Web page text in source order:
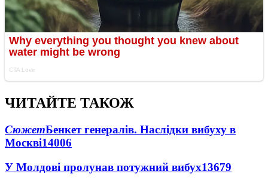
ЧИТАЙТЕ ТАКОЖ
СюжетБенкет генералів. Наслідки вибуху в
Москві14006
У Молдові пролунав потужний вибух13679